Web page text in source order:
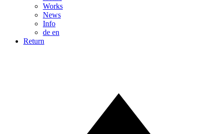
Works
News
Info
de en
Return